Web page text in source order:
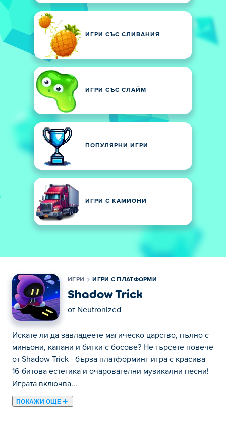
ИГРИ СЪС СЛИВАНИЯ
ИГРИ СЪС СЛАЙМ
ПОПУЛЯРНИ ИГРИ
ИГРИ С КАМИОНИ
ИГРИ ИГРИ С ПЛАТФОРМИ
Shadow Trick
от Neutronized
Искате ли да завладеете магическо царство, пълно с
миньони, капани и битки с босове? Не търсете повече
от Shadow Trick - бърза платформинг игра с красива
16-битова естетика и очарователни музикални песни!
Играта включва...
ПОКАЖИ ОЩЕ